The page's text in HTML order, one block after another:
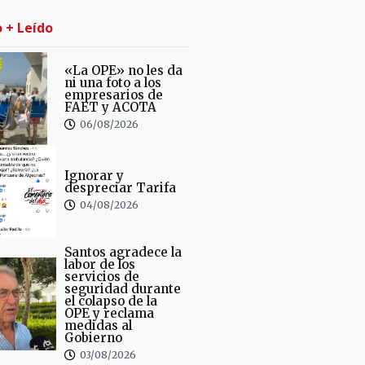
+ Leído
«La OPE» no les da
ni una foto a los
empresarios de
FAET y ACOTA
06/08/2026
Ignorar y
despreciar Tarifa
04/08/2026
Santos agradece la
labor de los
servicios de
seguridad durante
el colapso de la
OPE y reclama
medidas al
Gobierno
03/08/2026